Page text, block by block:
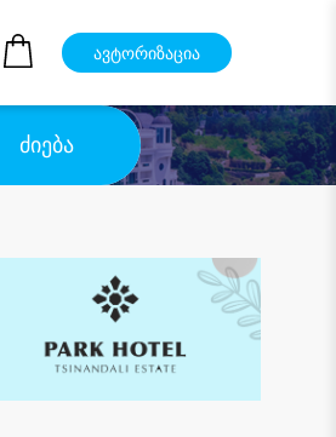
ავტორიზაცია
ძიება